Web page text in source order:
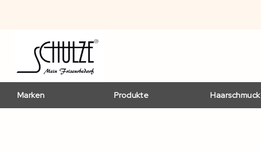
Marken Produkte Haarschmuck